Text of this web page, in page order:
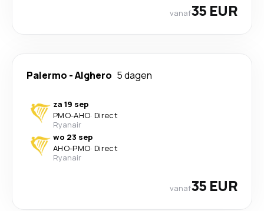
vanaf35 EUR
Palermo -Alghero 5 dagen
za 19 sep
PMO-AHO· Direct
Ryanair
wo 23 sep
AHO-PMO· Direct
Ryanair
vanaf35 EUR